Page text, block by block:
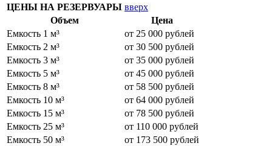
ЦЕНЫ НА РЕЗЕРВУАРЫ вверх
Объем
Цена
Емкость 1 м³
от 25 000 рублей
Емкость 2 м³
от 30 500 рублей
Емкость 3 м³
от 35 000 рублей
Емкость 5 м³
от 45 000 рублей
Емкость 8 м³
от 58 500 рублей
Емкость 10 м³
от 64 000 рублей
Емкость 15 м³
от 78 500 рублей
Емкость 25 м³
от 110 000 рублей
Емкость 50 м³
от 173 500 рублей